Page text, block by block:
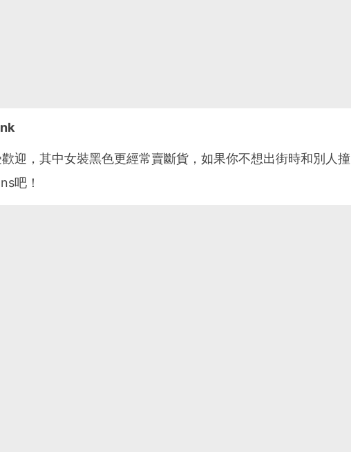
迎，其中女裝黑色更經常賣斷貨，如果你不想出街時和別人撞
吧！